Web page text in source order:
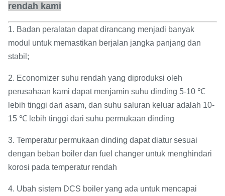
rendah kami
1. Badan peralatan dapat dirancang menjadi banyak
modul untuk memastikan berjalan jangka panjang dan
stabil;
2. Economizer suhu rendah yang diproduksi oleh
perusahaan kami dapat menjamin suhu dinding 5-10 ℃
lebih tinggi dari asam, dan suhu saluran keluar adalah 10-
15 ℃ lebih tinggi dari suhu permukaan dinding
3. Temperatur permukaan dinding dapat diatur sesuai
dengan beban boiler dan fuel changer untuk menghindari
korosi pada temperatur rendah
4. Ubah sistem DCS boiler yang ada untuk mencapai